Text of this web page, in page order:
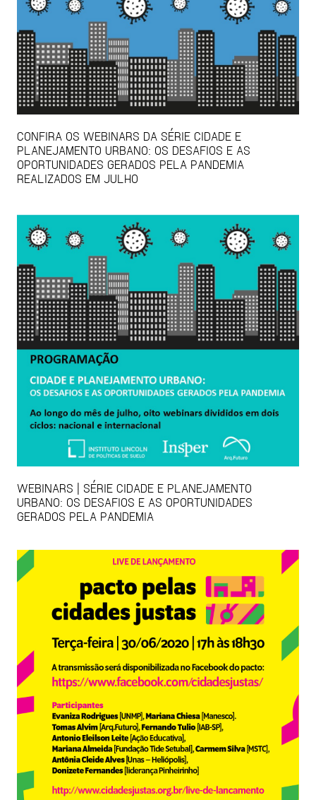
CONFIRA OS WEBINARS DA SÉRIE CIDADE E
PLANEJAMENTO URBANO: OS DESAFIOS E AS
OPORTUNIDADES GERADOS PELA PANDEMIA
REALIZADOS EM JULHO
WEBINARS | SÉRIE CIDADE E PLANEJAMENTO
URBANO: OS DESAFIOS E AS OPORTUNIDADES
GERADOS PELA PANDEMIA